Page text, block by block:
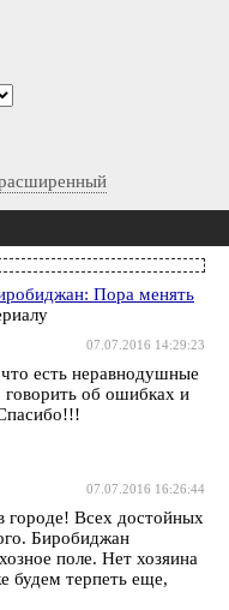
Пора менять
07.07.2016 14:29:23
есть неравнодушные
говорить об ошибках и
07.07.2016 16:26:44
городе! Всех достойных
Биробиджан
поле. Нет хозяина
будем терпеть еще,